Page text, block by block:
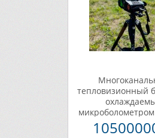
тепловизионный